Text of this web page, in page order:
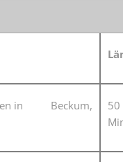
in Beckum,
50